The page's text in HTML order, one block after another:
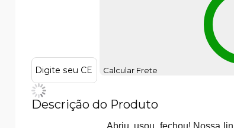
Calcular Frete
Descrição do Produto
Abriu, usou, fechou! Nossa